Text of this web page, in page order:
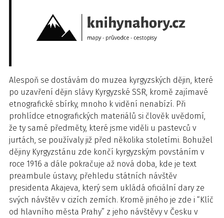
Alespoň se dostávám do muzea kyrgyzských dějin, které
po uzavření dějin slávy Kyrgyzské SSR, kromě zajímavé
etnografické sbírky, mnoho k vidění nenabízí. Při
prohlídce etnografických materiálů si člověk uvědomí,
že ty samé předměty, které jsme viděli u pastevců v
jurtách, se používaly již před několika stoletími. Bohužel
dějiny Kyrgyzstánu zde končí kyrgyzským povstáním v
roce 1916 a dále pokračuje až nová doba, kde je text
preambule ústavy, přehledu státních návštěv
presidenta Akajeva, který sem ukládá oficiální dary ze
svých návštěv v cizích zemích. Kromě jiného je zde i “Klíč
od hlavního města Prahy” z jeho návštěvy v Česku v